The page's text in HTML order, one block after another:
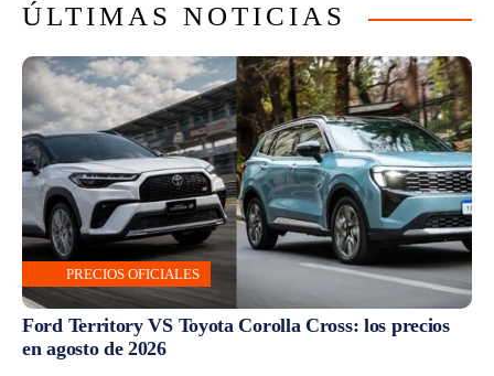
ÚLTIMAS NOTICIAS
PRECIOS OFICIALES
Ford Territory VS Toyota Corolla Cross: los precios
en agosto de 2026